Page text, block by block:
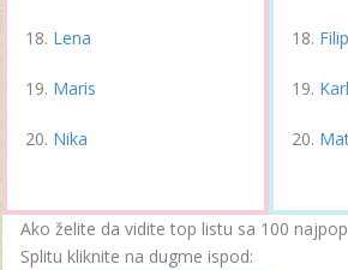
Lena
Maris
Nika
Filip
Ako želite da vidite top listu sa 100
Splitu kliknite na dugme ispod: